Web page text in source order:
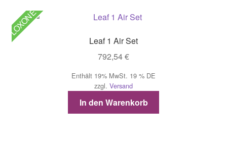
LOXONE
Leaf 1 Air Set
792,54€
Enthält 19% MwSt. 19 % DE
zzgl. Versand
In den Warenkorb